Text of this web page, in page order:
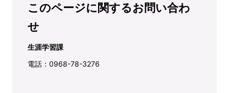
このページに関するお問い合わ
せ
生涯学習課
電話：0968-78-3276